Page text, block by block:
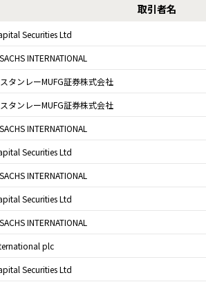
取引者名
Securities Ltd
INTERNATIONAL
タンレーMUFG証券株式会社
タンレーMUFG証券株式会社
INTERNATIONAL
Securities Ltd
INTERNATIONAL
Securities Ltd
INTERNATIONAL
plc
Securities Ltd